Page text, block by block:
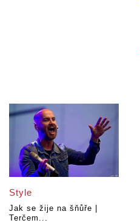
Style
Jak se žije na šňůře |
Terčem...